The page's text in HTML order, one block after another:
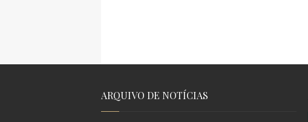
ARQUIVO DE NOTÍCIAS